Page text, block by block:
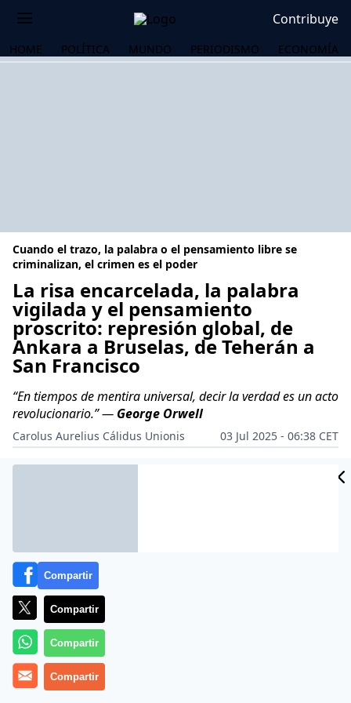
Contribuye
HOME POLÍTICA MUNDO PERIODISMO ECONOMÍA
Cuando el trazo, la palabra o el pensamiento libre se
criminalizan, el crimen es el poder
La risa encarcelada, la palabra
vigilada y el pensamiento
proscrito: represión global, de
Ankara a Bruselas, de Teherán a
San Francisco
“En tiempos de mentira universal, decir la verdad es un acto
revolucionario.”— George Orwell
Carolus Aurelius Cálidus Unionis
03 Jul 2025 - 06:38 CET
Archivado en: PERIODISMO
Compartir
Compartir
Compartir
Compartir